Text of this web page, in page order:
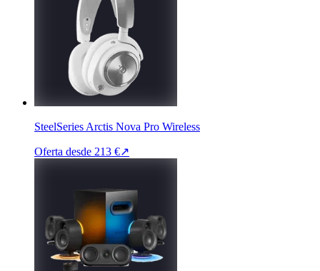
SteelSeries Arctis Nova Pro Wireless
Oferta desde 213 €↗